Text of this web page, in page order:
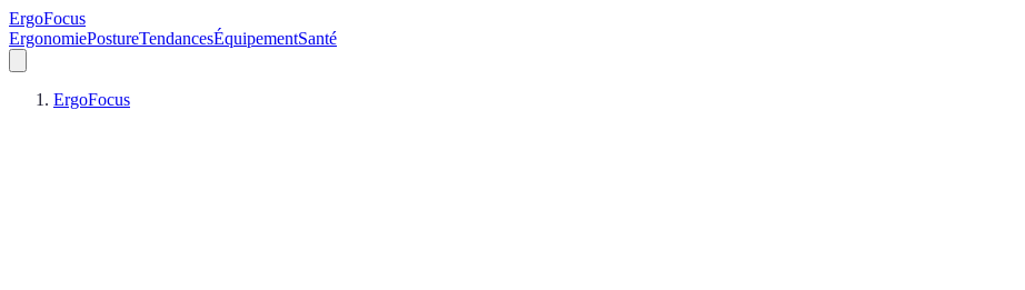
ErgoFocus
ErgonomiePostureTendancesÉquipementSanté
ErgoFocus